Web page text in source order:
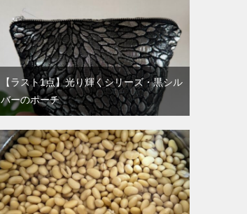
【ラスト1点】光り輝くシリーズ・黒シル
バーのポーチ